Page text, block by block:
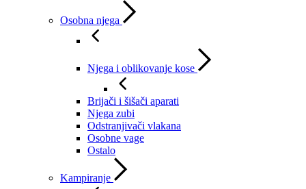
Osobna njega
Njega i oblikovanje kose
Brijači i šišači aparati
Njega zubi
Odstranjivači vlakana
Osobne vage
Ostalo
Kampiranje